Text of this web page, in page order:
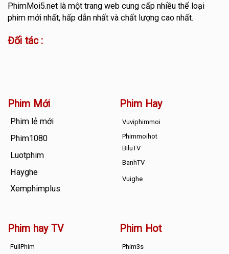
PhimMoi5.netlà một trang web cung cấp nhiều thể loại
phim mới nhất, hấp dẫn nhất và chất lượng cao nhất.
Đối tác :
Phim Mới
Phim lẻ mới
Phim1080
Luotphim
Hayghe
Xemphimplus
Phim Hay
Vuviphimmoi
Phimmoihot
BiluTV
BanhTV
Vuighe
Phim hay TV
FullPhim
Phim Hot
Phim3s